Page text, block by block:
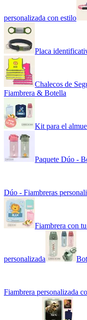
personalizada con estilo
Placa
Chalecos de
Fiambrera & Botella
Kit para el
Paquete Dúo -
Dúo - Fiambreras
Fiambrera con
personalizada
Fiambrera personalizada